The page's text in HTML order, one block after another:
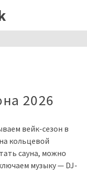
2026
вейк-сезон в
кольцевой
сауна, можно
музыку — DJ-